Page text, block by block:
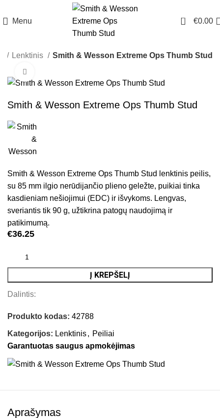
Menu 0 €0.00
Lenktinis Smith & Wesson Extreme Ops Thumb Stud
Smith & Wesson Extreme Ops Thumb Stud
Smith & Wesson Extreme Ops Thumb Stud lenktinis peilis,
su 85 mm ilgio nerūdijančio plieno geležte, puikiai tinka
kasdieniam nešiojimui (EDC) ir išvykoms. Lengvas,
sveriantis tik 90 g, užtikrina patogų naudojimą ir
patikimumą.
€36.25
Į KREPŠELĮ
Dalintis:
Produkto kodas:42788
Kategorijos: Lenktinis, Peiliai
Garantuotas saugus apmokėjimas
Aprašymas